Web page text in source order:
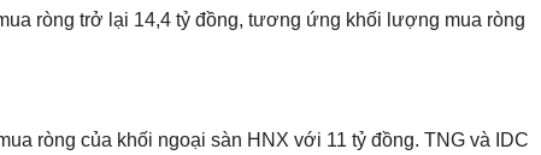
ròng trở lại 14,4 tỷ đồng, tương ứng khối lượng mua ròng
ròng của khối ngoại sàn HNX với 11 tỷ đồng. TNG và IDC